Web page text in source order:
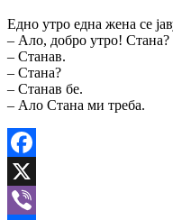
Едно утро една жена се
– Ало, добро утро! Стана?
– Станав.
– Стана?
– Станав бе.
– Ало Стана ми треба.
Facebook
X